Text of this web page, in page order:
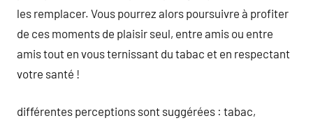
les remplacer. Vous pourrez alors poursuivre à profiter
de ces moments de plaisir seul, entre amis ou entre
amis tout en vous ternissant du tabac et en respectant
votre santé !
différentes perceptions sont suggérées : tabac,